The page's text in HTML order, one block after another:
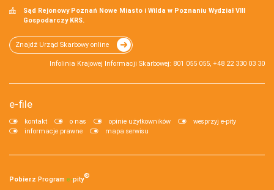
Sąd Rejonowy Poznań Nowe Miasto i Wilda w Poznaniu Wydział VIII
Gospodarczy KRS.
Znajdź Urząd Skarbowy online
Infolinia Krajowej Informacji Skarbowej: 801 055 055, +48 22 330 03 30
e-file
kontakt o nas opinie użytkowników
wesprzyj e-pity
informacje prawne
mapa serwisu
Pobierz Program e‑pity®